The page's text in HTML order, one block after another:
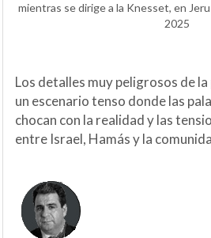
mientras se dirige a la Knesset, en
2025
Los detalles muy peligrosos de la
un escenario tenso donde las
chocan con la realidad y las
entre Israel, Hamás y la